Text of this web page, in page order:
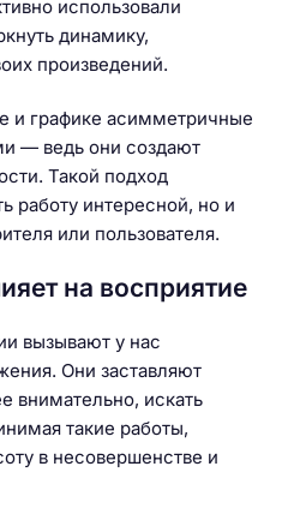
использовали
динамику,
произведений.
и графике асимметричные
— ведь они создают
Такой подход
работу интересной, но и
или пользователя.
на восприятие
вызывают у нас
Они заставляют
внимательно, искать
такие работы,
в несовершенстве и